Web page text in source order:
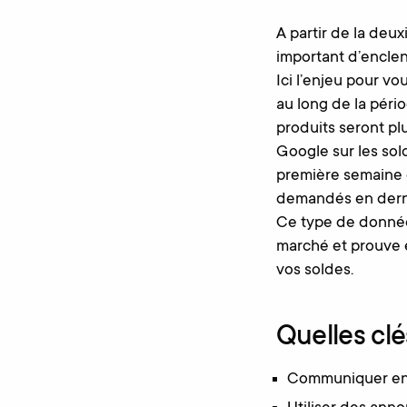
A partir de la
important
Ici l’enjeu pour
au long de la
produits seront
Google sur les
première
demandés en
Ce type de
marché et prouve
vos soldes.
Quelles
Communiquer